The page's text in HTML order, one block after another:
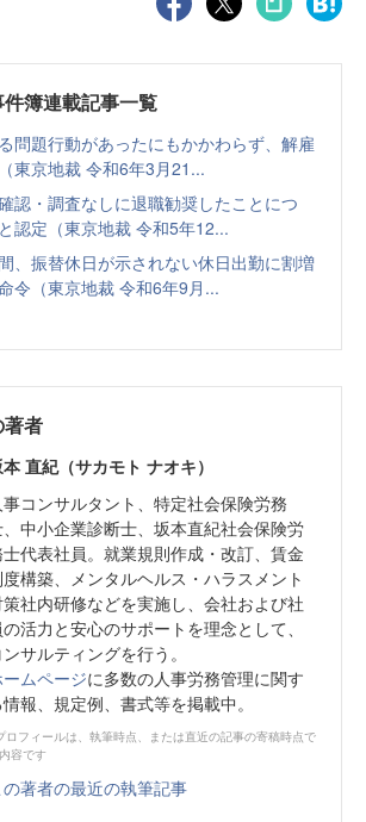
簿連載記事一覧
問題行動があったにもかかわらず、解雇
東京地裁 令和6年3月21...
認・調査なしに退職勧奨したことにつ
認定（東京地裁 令和5年12...
、振替休日が示されない休日出勤に割増
令（東京地裁 令和6年9月...
著者
直紀（サカモト ナオキ）
事コンサルタント、特定社会保険労務
中小企業診断士、坂本直紀社会保険労
代表社員。就業規則作成・改訂、賃金
構築、メンタルヘルス・ハラスメント
社内研修などを実施し、会社および社
の活力と安心のサポートを理念として、
ンサルティングを行う。
ムページに多数の人事労務管理に関す
情報、規定例、書式等を掲載中。
ロフィールは、執筆時点、または直近の記事の寄稿時点で
容です
の著者の最近の執筆記事